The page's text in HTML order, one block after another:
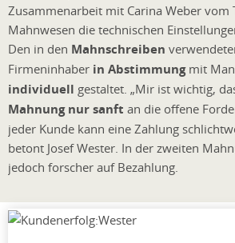
Zusammenarbeit mit Carina Weber vom
Mahnwesen die technischen
Den in den Mahnschreiben
Firmeninhaber in Abstimmungmit
individuell gestaltet. „Mir ist wichtig,
Mahnung nur sanft an die offene
jeder Kunde kann eine Zahlung
betont Josef Wester. In der zweiten
jedoch forscher auf Bezahlung.